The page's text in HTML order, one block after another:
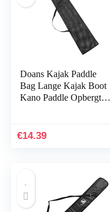
Doans Kajak Paddle
Bag Lange Kajak Boot
Kano Paddle Opbergtas
Opbergtas te koop
€14.39